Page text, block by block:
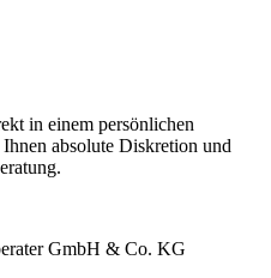
in einem persönlichen
absolute Diskretion und
GmbH & Co. KG